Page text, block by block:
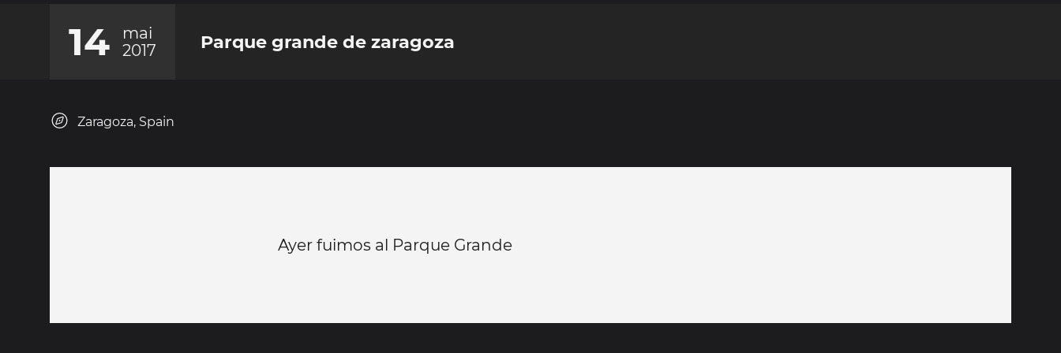
14
mai
2017
Parque grande de zaragoza
Zaragoza, Spain
Ayer fuimos al Parque Grande